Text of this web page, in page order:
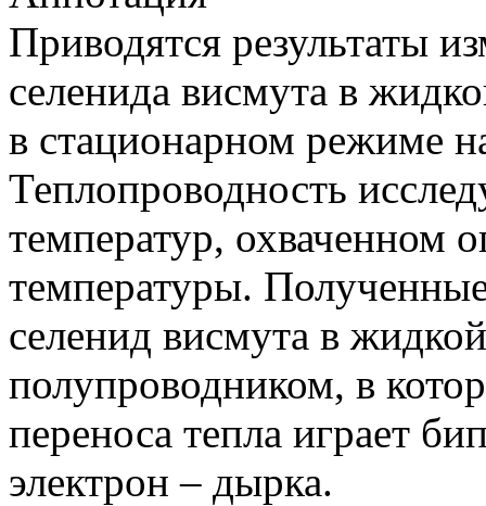
Приводятся результаты
селенида висмута в
в стационарном режиме
Теплопроводность
температур, охваченном
температуры.
селенид висмута в
полупроводником, в
переноса тепла играет
электрон – дырка.